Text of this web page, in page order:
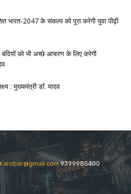
भारत-2047 के संकल्प को पूरा करेगी युवा पीढ़ी
बंदियों को भी अच्छे आचरण के लिए करेगी
: मुख्यमंत्री डॉ. यादव
9399985400